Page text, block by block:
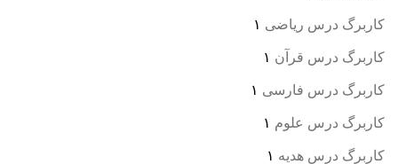
کاربرگ درس ریاضی ۱
کاربرگ درس قرآن ۱
کاربرگ درس فارسی ۱
کاربرگ درس علوم ۱
کاربرگ درس هدیه ۱